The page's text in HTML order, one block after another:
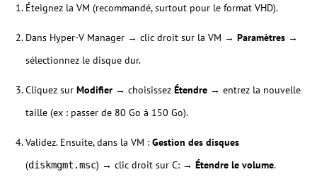
Éteignez la VM (recommandé, surtout pour le format VHD).
Dans Hyper-V Manager → clic droit sur la VM → Paramètres →
sélectionnez le disque dur.
Cliquez sur Modifier → choisissez Étendre → entrez la nouvelle
taille (ex : passer de 80 Go à 150 Go).
Validez. Ensuite, dans la VM : Gestion des disques
(diskmgmt.msc) → clic droit sur C: → Étendre le volume.